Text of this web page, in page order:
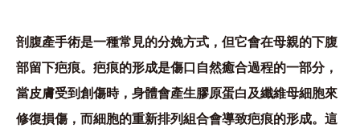
剖腹產手術是一種常見的分娩方式，但它會在母親的下腹
部留下疤痕。疤痕的形成是傷口自然癒合過程的一部分，
當皮膚受到創傷時，身體會產生膠原蛋白及纖維母細胞來
修復損傷，而細胞的重新排列組合會導致疤痕的形成。這